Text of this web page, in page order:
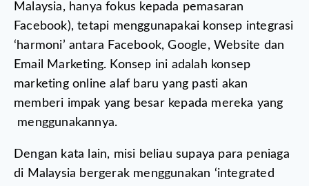
Malaysia, hanya fokus kepada pemasaran
Facebook), tetapi menggunapakai konsep integrasi
‘harmoni’ antara Facebook, Google, Website dan
Email Marketing. Konsep ini adalah konsep
marketing online alaf baru yang pasti akan
memberi impak yang besar kepada mereka yang
menggunakannya.
Dengan kata lain, misi beliau supaya para peniaga
di Malaysia bergerak menggunakan ‘integrated